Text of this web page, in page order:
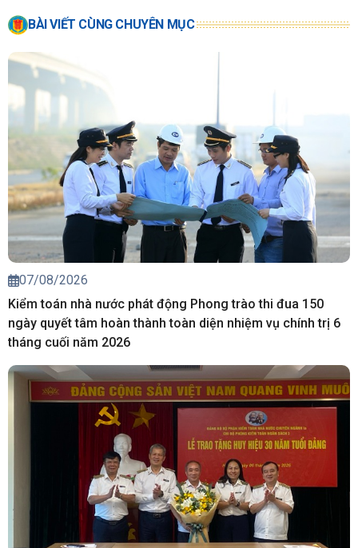
BÀI VIẾT CÙNG CHUYÊN MỤC
07/08/2026
Kiểm toán nhà nước phát động Phong trào thi đua 150
ngày quyết tâm hoàn thành toàn diện nhiệm vụ chính trị 6
tháng cuối năm 2026